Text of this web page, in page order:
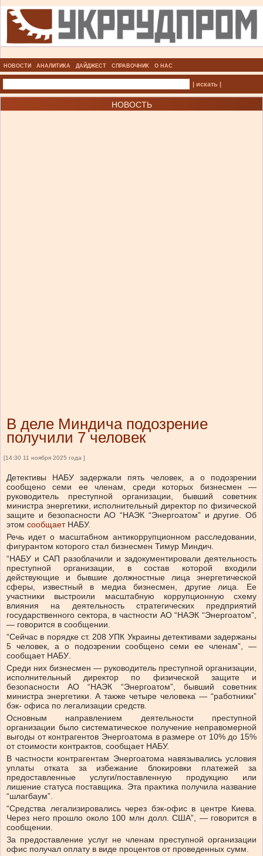
НОВОСТИ АНАЛИТИКА ДАЙДЖЕСТ СПРАВОЧНИК О НАС
| искать |
НОВОСТЬ
В деле Миндича подозрение
получили 7 человек
[14:30 11 ноября 2025 года ]
Детективы НАБУ задержали пять человек, а о подозрении
сообщено семи ее членам, среди которых бизнесмен —
руководитель преступной организации, бывший советник
министра энергетики, исполнительный директор по физической
защите и безопасности АО “НАЭК “Энергоатом” и другие. Об
этом сообщает НАБУ.
Речь идет о масштабном антикоррупционном расследовании,
фигурантом которого стал бизнесмен Тимур Миндич.
“НАБУ и САП разоблачили и задокументировали деятельность
преступной организации, в состав которой входили
действующие и бывшие должностные лица энергетической
сферы, известный в медиа бизнесмен, другие лица. Ее
участники выстроили масштабную коррупционную схему
влияния на деятельность стратегических предприятий
государственного сектора, в частности АО “НАЭК “Энергоатом”,
— говорится в сообщении.
“Сейчас в порядке ст. 208 УПК Украины детективами задержаны
5 человек, а о подозрении сообщено семи ее членам”, —
сообщает НАБУ.
Среди них бизнесмен — руководитель преступной организации,
исполнительный директор по физической защите и
безопасности АО “НАЭК “Энергоатом”, бывший советник
министра энергетики. А также четыре человека — “работники”
бэк- офиса по легализации средств.
Основным направлением деятельности преступной
организации было систематическое получение неправомерной
выгоды от контрагентов Энергоатома в размере от 10% до 15%
от стоимости контрактов, сообщает НАБУ.
В частности контрагентам Энергоатома навязывались условия
уплаты отката за избежание блокировки платежей за
предоставленные услуги/поставленную продукцию или
лишение статуса поставщика. Эта практика получила название
“шлагбаум”.
“Средства легализировались через бэк-офис в центре Киева.
Через него прошло около 100 млн долл. США”, — говорится в
сообщении.
За предоставление услуг не членам преступной организации
офис получал оплату в виде процентов от проведенных сумм.